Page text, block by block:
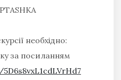
необхідно:
за посиланням